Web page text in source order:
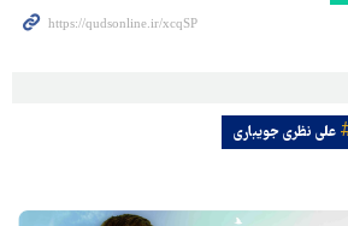
علی نظری جویباری